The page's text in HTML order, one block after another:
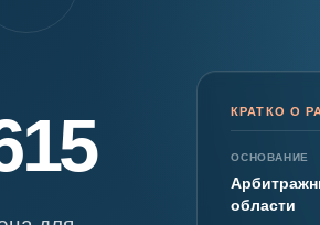
экспертиза
экспертиза
КРАТКО О
ОСНОВАНИЕ
области